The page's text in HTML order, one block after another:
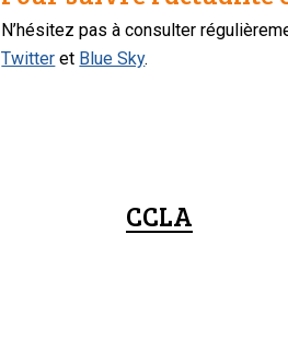
N’hésitez pas à consulter
Twitter et Blue Sky.
CCLA